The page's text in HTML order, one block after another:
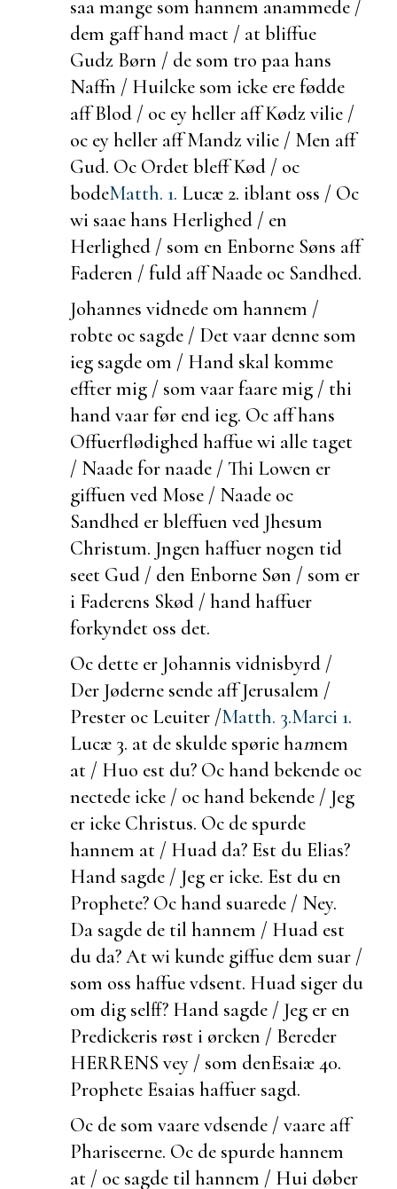
saa mange som hannem anammede /
dem gaff hand mact / at bliffue
Gudz Børn / de som tro paa hans
Naffn / Huilcke som icke ere fødde
aff Blod / oc ey heller aff Kødz vilie /
oc ey heller aff Mandz vilie / Men aff
Gud. Oc Ordet bleff Kød / oc
bodeMatth. 1. Lucæ 2. iblant oss / Oc
wi saae hans Herlighed / en
Herlighed / som en Enborne Søns aff
Faderen / fuld aff Naade oc Sandhed.
Johannes vidnede om hannem /
robte oc sagde / Det vaar denne som
ieg sagde om / Hand skal komme
effter mig / som vaar faare mig / thi
hand vaar før end ieg. Oc aff hans
Offuerflødighed haffue wi alle taget
/ Naade for naade / Thi Lowen er
giffuen ved Mose / Naade oc
Sandhed er bleffuen ved Jhesum
Christum. Jngen haffuer nogen tid
seet Gud / den Enborne Søn / som er
i Faderens Skød / hand haffuer
forkyndet oss det.
Oc dette er Johannis vidnisbyrd /
Der Jøderne sende aff Jerusalem /
Prester oc Leuiter /Matth. 3.Marci 1.
Lucæ 3. at de skulde spørie hannem
at / Huo est du? Oc handbekende oc
nectede icke / oc handbekende / Jeg
er icke Christus. Oc de spurde
hannem at / Huad da? Est du Elias?
Hand sagde / Jeg er icke. Est du en
Prophete? Oc hand suarede / Ney.
Da sagde de til hannem / Huad est
du da? At wi kunde giffue dem suar /
som oss haffue vdsent. Huad siger du
om dig selff? Hand sagde / Jeg er en
Predickeris røst i ørcken / Bereder
HERRENS vey / som denEsaiæ 40.
Prophete Esaias haffuer sagd.
Oc de som vaare vdsende / vaare aff
Phariseerne. Oc de spurde hannem
at / oc sagde til hannem / Hui døber